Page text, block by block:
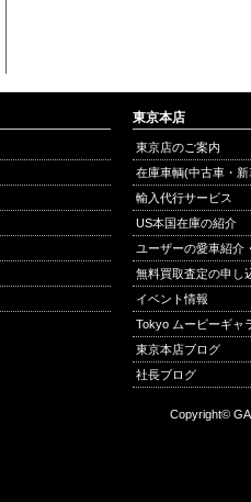
東京本店
東京店のご案内
在庫車輌(中古車・
輸入代行サービス
US本国在庫の紹介
ユーザーの愛車紹介
無料買取査定の申し
イベント情報
Tokyo ムービーギャ
東京本店ブログ
社長ブログ
Copyright©